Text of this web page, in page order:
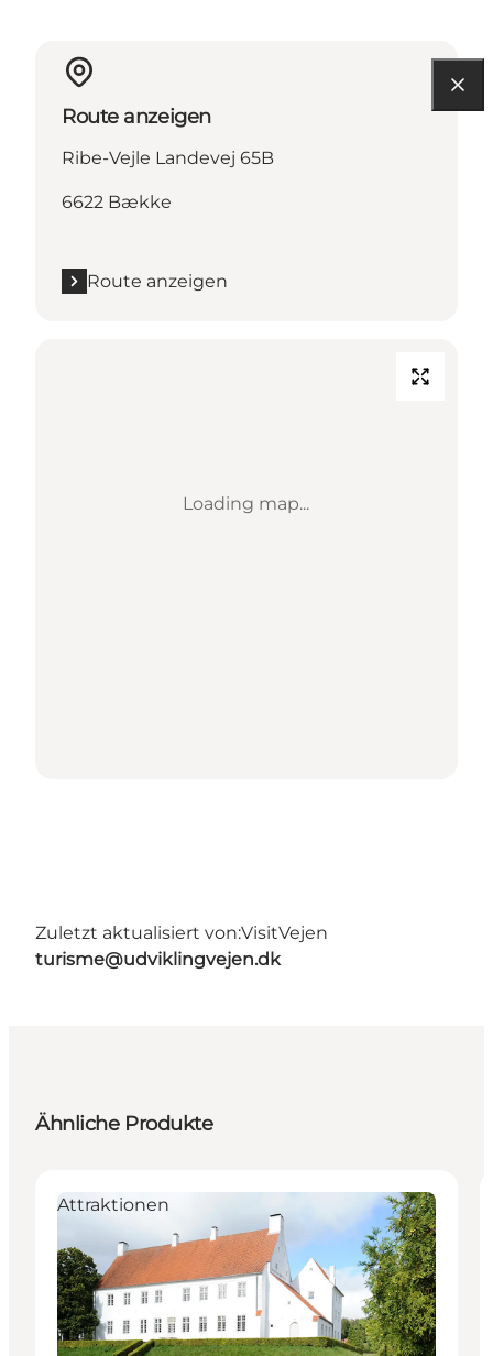
Route anzeigen
Ribe-Vejle Landevej 65B
6622 Bække
Route anzeigen
Loading map...
Zuletzt aktualisiert von:VisitVejen
turisme@udviklingvejen.dk
Ähnliche Produkte
Attraktionen